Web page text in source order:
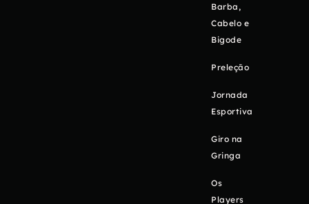
Barba,
Cabelo e
Bigode
Preleção
Jornada
Esportiva
Giro na
Gringa
Os
Players